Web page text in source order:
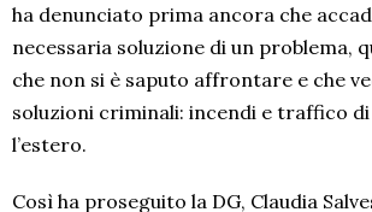
ha denunciato prima ancora che
necessaria soluzione di un problema,
che non si è saputo affrontare e che
soluzioni criminali: incendi e traffico
l’estero.
Così ha proseguito la DG, Claudia